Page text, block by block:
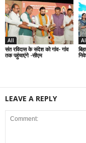
All
संत रविदास के संदेश को गांव- गांव
तक पहुंचाएंगे -सीएम
LEAVE A REPLY